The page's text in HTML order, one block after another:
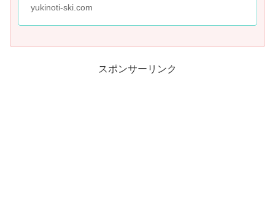
yukinoti-ski.com
スポンサーリンク